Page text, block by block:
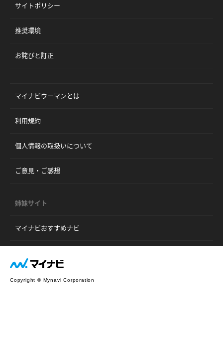
サイトポリシー
推奨環境
お詫びと訂正
マイナビウーマンとは
利用規約
個人情報の取扱いについて
ご意見・ご感想
姉妹サイト
マイナビおすすめナビ
Copyright © Mynavi Corporation